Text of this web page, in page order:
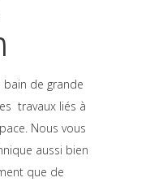
bain de grande
travaux liés à
Nous vous
aussi bien
que de